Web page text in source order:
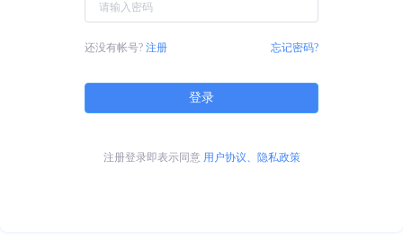
还没有帐号? 注册 忘记密码?
登录
注册登录即表示同意 用户协议、隐私政策